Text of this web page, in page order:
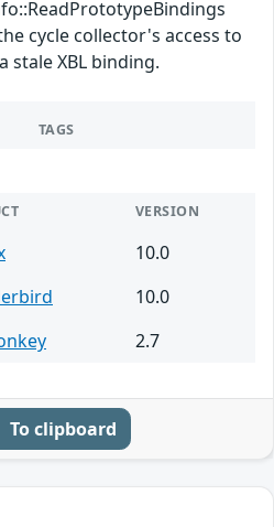
cycle collector's access to
stale XBL binding.
TAGS
VERSION
10.0
10.0
2.7
To clipboard